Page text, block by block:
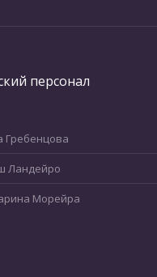
персонал
Гребенцова
Ландейро
Морейра